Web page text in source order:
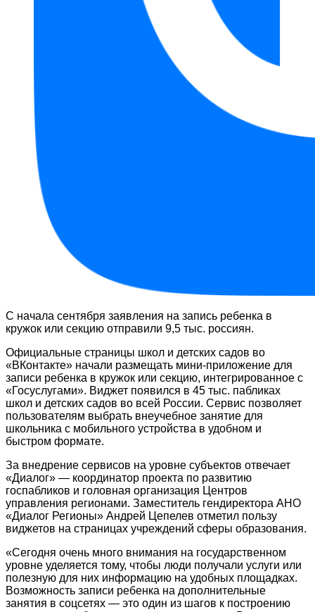
С начала сентября заявления на запись ребенка в
кружок или секцию отправили 9,5 тыс. россиян.
Официальные страницы школ и детских садов во
«ВКонтакте» начали размещать мини-приложение для
записи ребенка в кружок или секцию, интегрированное с
«Госуслугами». Виджет появился в 45 тыс. пабликах
школ и детских садов во всей России. Сервис позволяет
пользователям выбрать внеучебное занятие для
школьника с мобильного устройства в удобном и
быстром формате.
За внедрение сервисов на уровне субъектов отвечает
«Диалог» — координатор проекта по развитию
госпабликов и головная организация Центров
управления регионами. Заместитель гендиректора АНО
«Диалог Регионы» Андрей Цепелев отметил пользу
виджетов на страницах учреждений сферы образования.
«Сегодня очень много внимания на государственном
уровне уделяется тому, чтобы люди получали услуги или
полезную для них информацию на удобных площадках.
Возможность записи ребенка на дополнительные
занятия в соцсетях — это один из шагов к построению